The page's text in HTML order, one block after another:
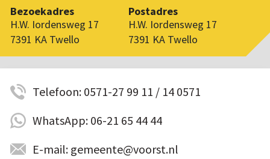
Bezoekadres
H.W. Iordensweg 17
7391 KA Twello
Postadres
H.W. Iordensweg 17
7391 KA Twello
Telefoon: 0571-27 99 11 / 14 0571
WhatsApp: 06-21 65 44 44
E-mail: gemeente@voorst.nl